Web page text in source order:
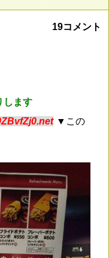
19コメント
します
▼この